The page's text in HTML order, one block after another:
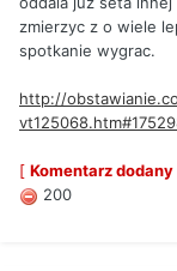
zmierzyc z o wiele
spotkanie wygrac.
http://
[ Komentarz
200